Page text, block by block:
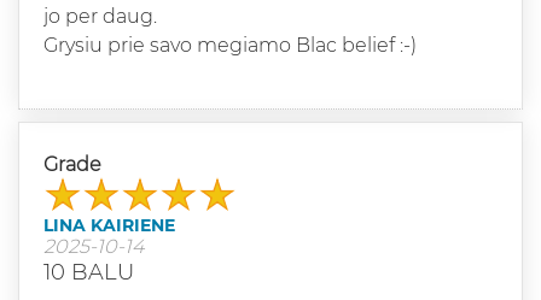
jo per daug.
Grysiu prie savo megiamo Blac belief :-)
Grade
LINA KAIRIENE
2025-10-14
10 BALU